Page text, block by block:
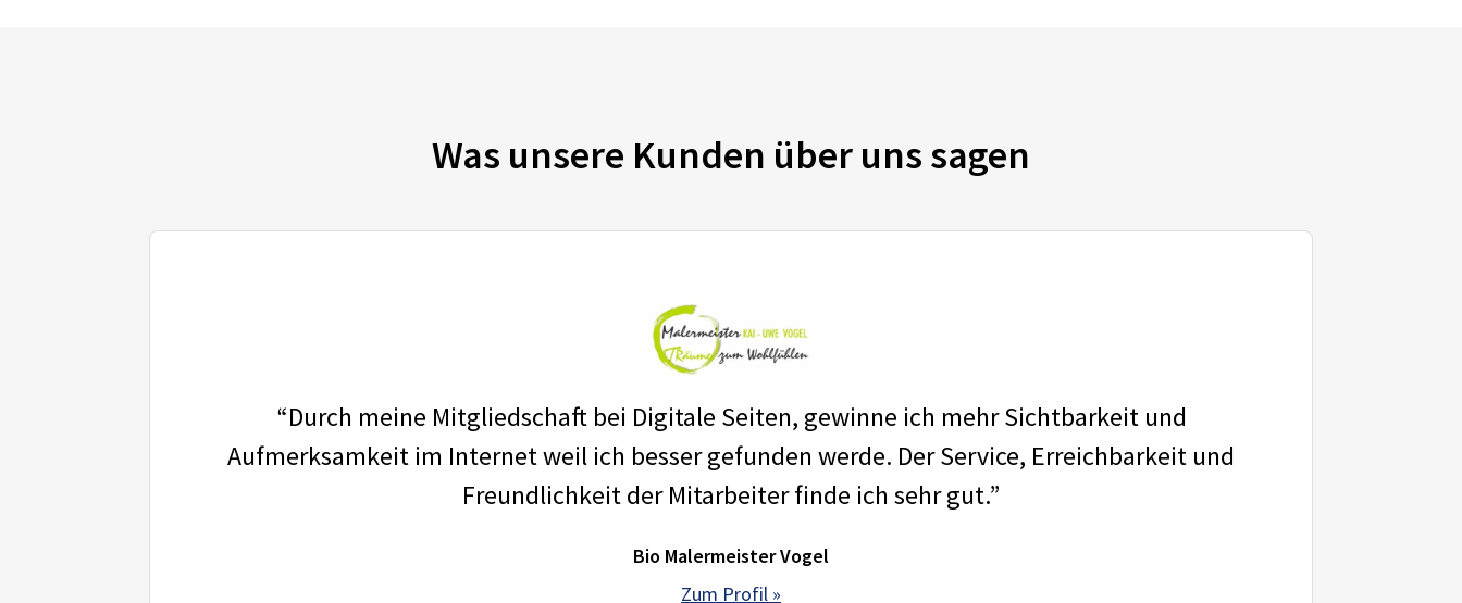
Was unsere Kunden über uns sagen
“Durch meine Mitgliedschaft bei Digitale Seiten, gewinne ich mehr Sichtbarkeit und
Aufmerksamkeit im Internet weil ich besser gefunden werde. Der Service, Erreichbarkeit und
Freundlichkeit der Mitarbeiter finde ich sehr gut.”
Bio Malermeister Vogel
Zum Profil »